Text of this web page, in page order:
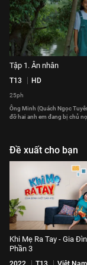
Tập 1. Ân nhân
T13 HD
25ph
Ông Minh (Quách Ngọc
đỡ hai anh em đang bị chủ
Đề xuất cho bạn
Khi Mẹ Ra Tay - Gia
Phần 3